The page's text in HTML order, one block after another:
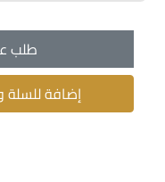
طلب
إضافة